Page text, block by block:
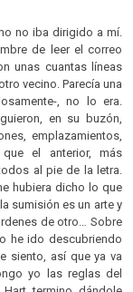
no iba dirigido a mí.
de leer el correo
unas cuantas líneas
vecino. Parecía una
, no lo era.
en su buzón,
emplazamientos,
el anterior, más
al pie de la letra.
hubiera dicho lo que
sumisión es un arte y
de otro… Sobre
he ido descubriendo
siento, así que ya va
yo las reglas del